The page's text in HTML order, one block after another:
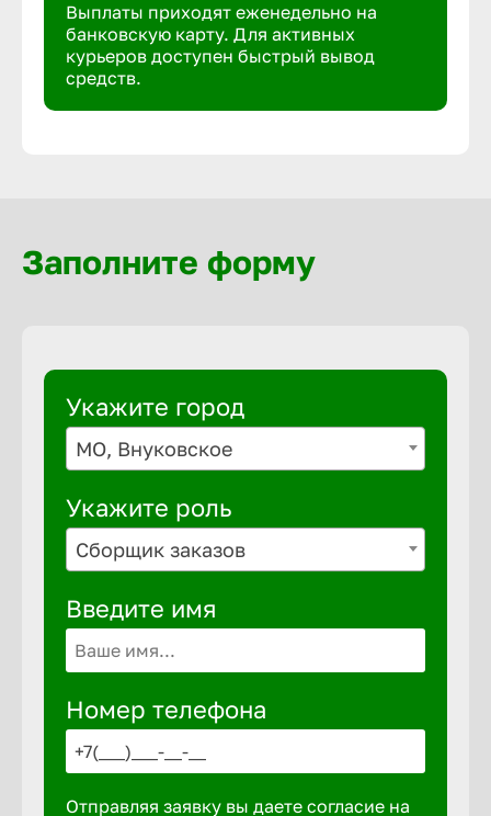
Выплаты приходят еженедельно на
банковскую карту. Для активных
курьеров доступен быстрый вывод
средств.
Заполните форму
Укажите город
МО, Внуковское
Укажите роль
Сборщик заказов
Введите имя
Номер телефона
Отправляя заявку вы даете согласие на